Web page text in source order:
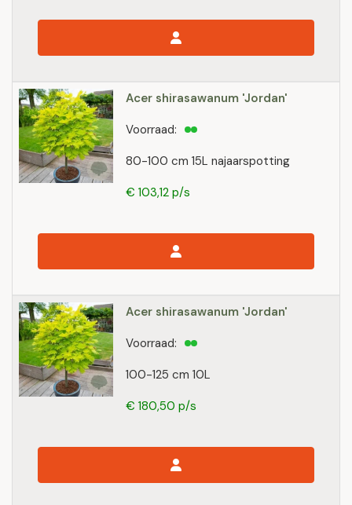
Acer shirasawanum 'Jordan'
80-100 cm 15L najaarspotting
Voorraad:
€ 103,12 p/s
Acer shirasawanum 'Jordan'
100-125 cm 10L
Voorraad:
€ 180,50 p/s